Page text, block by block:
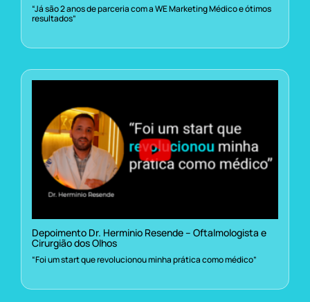
“Já são 2 anos de parceria com a WE Marketing Médico e ótimos
resultados”
Depoimento Dr. Herminio Resende – Oftalmologista e
Cirurgião dos Olhos
“Foi um start que revolucionou minha prática como médico”